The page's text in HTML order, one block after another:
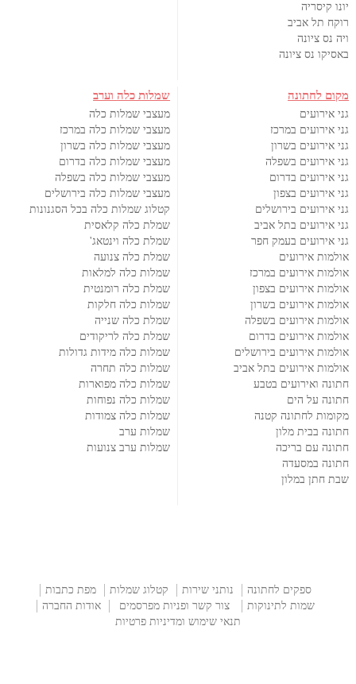
יונו קיסריה
רוקח תל אביב
ויה נס ציונה
באסיקו נס ציונה
מקום לחתונה
גני אירועים
גני אירועים במרכז
גני אירועים בשרון
גני אירועים בשפלה
גני אירועים בדרום
גני אירועים בצפון
גני אירועים בירושלים
גני אירועים בתל אביב
גני אירועים בעמק חפר
אולמות אירועים
אולמות אירועים במרכז
אולמות אירועים בצפון
אולמות אירועים בשרון
אולמות אירועים בשפלה
אולמות אירועים בדרום
אולמות אירועים בירושלים
אולמות אירועים בתל אביב
חתונה ואירועים בטבע
חתונה על הים
מקומות לחתונה קטנה
חתונה בבית מלון
חתונה עם בריכה
חתונה במסעדה
שבת חתן במלון
שמלות כלה וערב
מעצבי שמלות כלה
מעצבי שמלות כלה במרכז
מעצבי שמלות כלה בשרון
מעצבי שמלות כלה בדרום
מעצבי שמלות כלה בשפלה
מעצבי שמלות כלה בירושלים
קטלוג שמלות כלה בכל הסגנונות
שמלת כלה קלאסית
שמלת כלה וינטאג'
שמלת כלה צנועה
שמלות כלה למלאות
שמלת כלה רומנטית
שמלות כלה חלקות
שמלת כלה שנייה
שמלת כלה לריקודים
שמלות כלה מידות גדולות
שמלות כלה תחרה
שמלות כלה מפוארות
שמלות כלה נפוחות
שמלות כלה צמודות
שמלות ערב
שמלות ערב צנועות
ספקים לחתונה נותני שירות קטלוג שמלות
מפת כתבות
שמות לתינוקות
צור קשר ופניות מפרסמים
אודות החברה
תנאי שימוש ומדיניות פרטיות